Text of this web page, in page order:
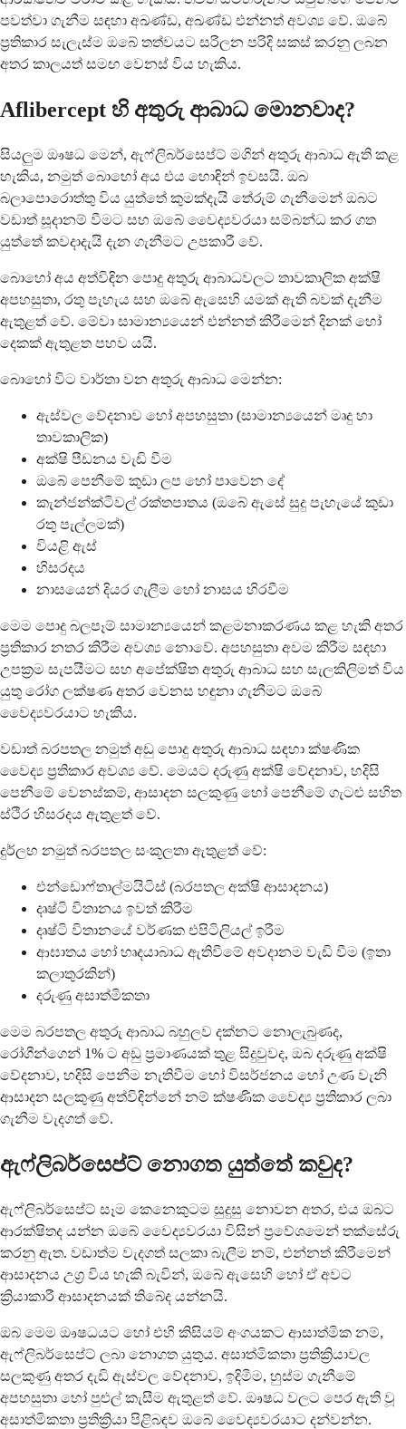
පවත්වා ගැනීම සඳහා අඛණ්ඩ, අඛණ්ඩ එන්නත් අවශ්‍ය වේ. ඔබේ
ප්‍රතිකාර සැලැස්ම ඔබේ තත්වයට සරිලන පරිදි සකස් කරනු ලබන
අතර කාලයත් සමඟ වෙනස් විය හැකිය.
Aflibercept හි අතුරු ආබාධ මොනවාද?
සියලුම ඖෂධ මෙන්, ඇෆ්ලිබර්සෙප්ට් මගින් අතුරු ආබාධ ඇති කළ
හැකිය, නමුත් බොහෝ අය එය හොඳින් ඉවසයි. ඔබ
බලාපොරොත්තු විය යුත්තේ කුමක්දැයි තේරුම් ගැනීමෙන් ඔබට
වඩාත් සූදානම් වීමට සහ ඔබේ වෛද්‍යවරයා සම්බන්ධ කර ගත
යුත්තේ කවදාදැයි දැන ගැනීමට උපකාරී වේ.
බොහෝ අය අත්විඳින පොදු අතුරු ආබාධවලට තාවකාලික අක්ෂි
අපහසුතා, රතු පැහැය සහ ඔබේ ඇසෙහි යමක් ඇති බවක් දැනීම
ඇතුළත් වේ. මේවා සාමාන්‍යයෙන් එන්නත් කිරීමෙන් දිනක් හෝ
දෙකක් ඇතුළත පහව යයි.
බොහෝ විට වාර්තා වන අතුරු ආබාධ මෙන්න:
ඇස්වල වේදනාව හෝ අපහසුතා (සාමාන්‍යයෙන් මෘදු හා
තාවකාලික)
අක්ෂි පීඩනය වැඩි වීම
ඔබේ පෙනීමේ කුඩා ලප හෝ පාවෙන දේ
කැන්ජන්ක්ටිවල් රක්තපාතය (ඔබේ ඇසේ සුදු පැහැයේ කුඩා
රතු පැල්ලමක්)
වියළි ඇස්
හිසරදය
නාසයෙන් දියර ගැලීම හෝ නාසය හිරවීම
මෙම පොදු බලපෑම් සාමාන්‍යයෙන් කළමනාකරණය කළ හැකි අතර
ප්‍රතිකාර නතර කිරීම අවශ්‍ය නොවේ. අපහසුතා අවම කිරීම සඳහා
උපක්‍රම සැපයීමට සහ අපේක්ෂිත අතුරු ආබාධ සහ සැලකිලිමත් විය
යුතු රෝග ලක්ෂණ අතර වෙනස හඳුනා ගැනීමට ඔබේ
වෛද්‍යවරයාට හැකිය.
වඩාත් බරපතල නමුත් අඩු පොදු අතුරු ආබාධ සඳහා ක්ෂණික
වෛද්‍ය ප්‍රතිකාර අවශ්‍ය වේ. මෙයට දරුණු අක්ෂි වේදනාව, හදිසි
පෙනීමේ වෙනස්කම්, ආසාදන සලකුණු හෝ පෙනීමේ ගැටළු සහිත
ස්ථිර හිසරදය ඇතුළත් වේ.
දුර්ලභ නමුත් බරපතල සංකූලතා ඇතුළත් වේ:
එන්ඩොෆ්තාල්මයිටිස් (බරපතල අක්ෂි ආසාදනය)
දෘෂ්ටි විතානය ඉවත් කිරීම
දෘෂ්ටි විතානයේ වර්ණක එපිටිලියල් ඉරීම
ආඝාතය හෝ හෘදයාබාධ ඇතිවීමේ අවදානම වැඩි වීම (ඉතා
කලාතුරකින්)
දරුණු අසාත්මිකතා
මෙම බරපතල අතුරු ආබාධ බහුලව දක්නට නොලැබුණද,
රෝගීන්ගෙන් 1% ට අඩු ප්‍රමාණයක් තුළ සිදුවුවද, ඔබ දරුණු අක්ෂි
වේදනාව, හදිසි පෙනීම නැතිවීම හෝ විසර්ජනය හෝ උණ වැනි
ආසාදන සලකුණු අත්විඳින්නේ නම් ක්ෂණික වෛද්‍ය ප්‍රතිකාර ලබා
ගැනීම වැදගත් වේ.
ඇෆ්ලිබර්සෙප්ට් නොගත යුත්තේ කවුද?
ඇෆ්ලිබර්සෙප්ට් සෑම කෙනෙකුටම සුදුසු නොවන අතර, එය ඔබට
ආරක්ෂිතද යන්න ඔබේ වෛද්‍යවරයා විසින් ප්‍රවේශමෙන් තක්සේරු
කරනු ඇත. වඩාත්ම වැදගත් සලකා බැලීම නම්, එන්නත් කිරීමෙන්
ආසාදනය උග්‍ර විය හැකි බැවින්, ඔබේ ඇසෙහි හෝ ඒ අවට
ක්‍රියාකාරී ආසාදනයක් තිබේද යන්නයි.
ඔබ මෙම ඖෂධයට හෝ එහි කිසියම් අංගයකට ආසාත්මික නම්,
ඇෆ්ලිබර්සෙප්ට් ලබා නොගත යුතුය. අසාත්මිකතා ප්‍රතික්‍රියාවල
සලකුණු අතර දැඩි ඇස්වල වේදනාව, ඉදිමීම, හුස්ම ගැනීමේ
අපහසුතා හෝ පුළුල් කැසීම ඇතුළත් වේ. ඖෂධ වලට පෙර ඇති වූ
අසාත්මිකතා ප්‍රතික්‍රියා පිළිබඳව ඔබේ වෛද්‍යවරයාට දන්වන්න.